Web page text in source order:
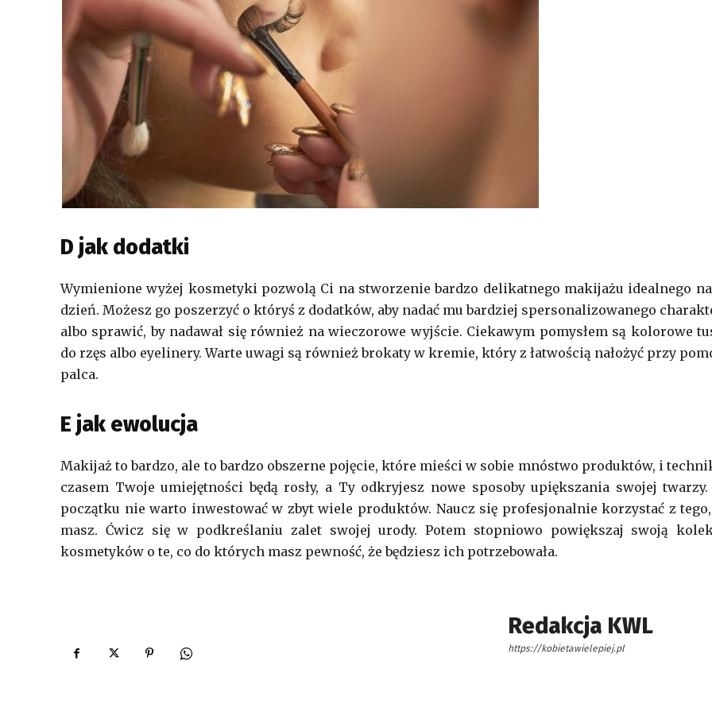
D jak dodatki
Wymienione wyżej kosmetyki pozwolą Ci na stworzenie bardzo delikatnego makijażu idealnego
dzień. Możesz go poszerzyć o któryś z dodatków, aby nadać mu bardziej spersonalizowanego
albo sprawić, by nadawał się również na wieczorowe wyjście. Ciekawym pomysłem są kolorowe
do rzęs albo eyelinery. Warte uwagi są również brokaty w kremie, który z łatwością nałożyć przy
palca.
E jak ewolucja
Makijaż to bardzo, ale to bardzo obszerne pojęcie, które mieści w sobie mnóstwo produktów, i
czasem Twoje umiejętności będą rosły, a Ty odkryjesz nowe sposoby upiększania swojej twarzy.
początku nie warto inwestować w zbyt wiele produktów. Naucz się profesjonalnie korzystać z
masz. Ćwicz się w podkreślaniu zalet swojej urody. Potem stopniowo powiększaj swoją
kosmetyków o te, co do których masz pewność, że będziesz ich potrzebowała.
Redakcja KWL
https://kobietawielepiej.pl